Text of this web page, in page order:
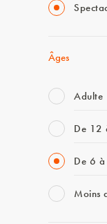
Âges
Adulte
De 12
De 6
Moins